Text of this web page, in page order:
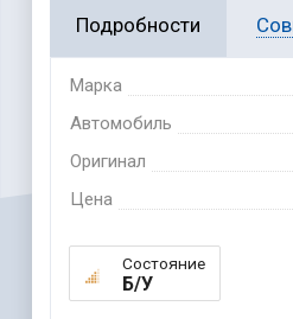
Подробности
Марка
Автомобиль
Оригинал
Цена
Состояние
Б/У